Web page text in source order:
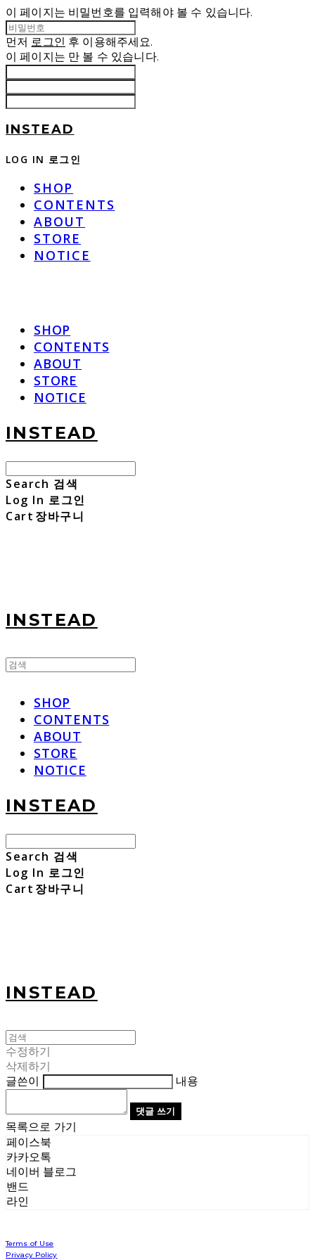
이 페이지는 비밀번호를 입력해야 볼 수 있습니다.
먼저 로그인 후 이용해주세요.
이 페이지는 만 볼 수 있습니다.
INSTEAD
LOG IN 로그인
SHOP
CONTENTS
ABOUT
STORE
NOTICE
SHOP
CONTENTS
ABOUT
STORE
NOTICE
INSTEAD
Search 검색
Log In 로그인
Cart 장바구니
INSTEAD
SHOP
CONTENTS
ABOUT
STORE
NOTICE
INSTEAD
Search 검색
Log In 로그인
Cart 장바구니
INSTEAD
수정하기
삭제하기
글쓴이
내용
댓글 쓰기
목록으로 가기
페이스북
카카오톡
네이버 블로그
밴드
라인
Terms of Use
Privacy Policy